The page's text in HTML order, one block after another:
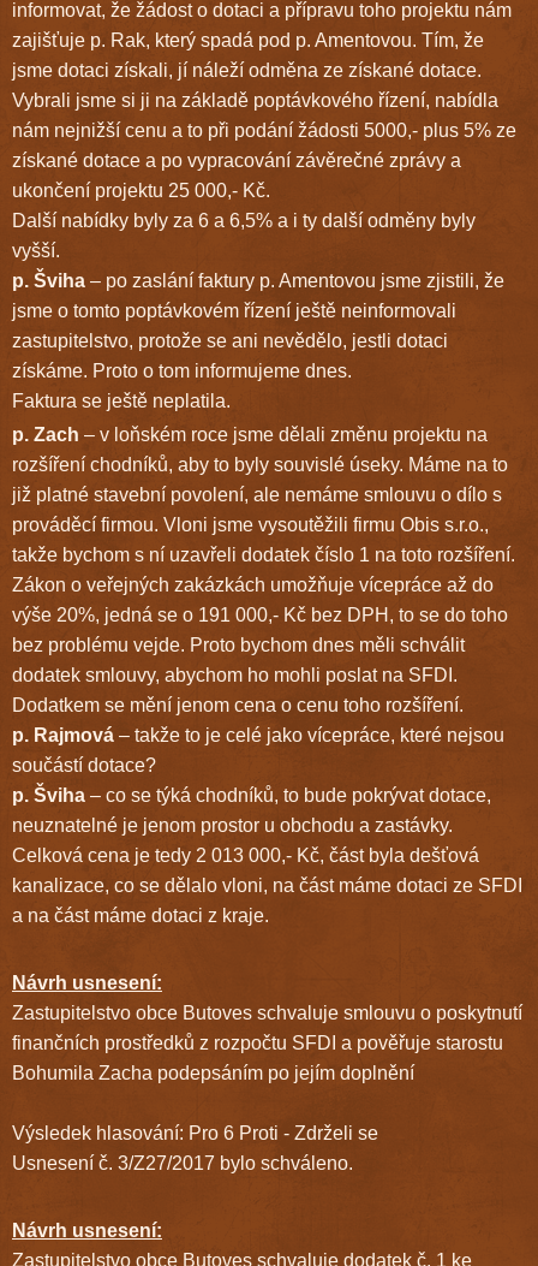
informovat, že žádost o dotaci a přípravu toho projektu nám
zajišťuje p. Rak, který spadá pod p. Amentovou. Tím, že
jsme dotaci získali, jí náleží odměna ze získané dotace.
Vybrali jsme si ji na základě poptávkového řízení, nabídla
nám nejnižší cenu a to při podání žádosti 5000,- plus 5% ze
získané dotace a po vypracování závěrečné zprávy a
ukončení projektu 25 000,- Kč.
Další nabídky byly za 6 a 6,5% a i ty další odměny byly
vyšší.
p. Šviha – po zaslání faktury p. Amentovou jsme zjistili, že
jsme o tomto poptávkovém řízení ještě neinformovali
zastupitelstvo, protože se ani nevědělo, jestli dotaci
získáme. Proto o tom informujeme dnes.
Faktura se ještě neplatila.
p. Zach – v loňském roce jsme dělali změnu projektu na
rozšíření chodníků, aby to byly souvislé úseky. Máme na to
již platné stavební povolení, ale nemáme smlouvu o dílo s
prováděcí firmou. Vloni jsme vysoutěžili firmu Obis s.r.o.,
takže bychom s ní uzavřeli dodatek číslo 1 na toto rozšíření.
Zákon o veřejných zakázkách umožňuje vícepráce až do
výše 20%, jedná se o 191 000,- Kč bez DPH, to se do toho
bez problému vejde. Proto bychom dnes měli schválit
dodatek smlouvy, abychom ho mohli poslat na SFDI.
Dodatkem se mění jenom cena o cenu toho rozšíření.
p. Rajmová – takže to je celé jako vícepráce, které nejsou
součástí dotace?
p. Šviha – co se týká chodníků, to bude pokrývat dotace,
neuznatelné je jenom prostor u obchodu a zastávky.
Celková cena je tedy 2 013 000,- Kč, část byla dešťová
kanalizace, co se dělalo vloni, na část máme dotaci ze SFDI
a na část máme dotaci z kraje.
Návrh usnesení:
Zastupitelstvo obce Butoves schvaluje smlouvu o poskytnutí
finančních prostředků z rozpočtu SFDI a pověřuje starostu
Bohumila Zacha podepsáním po jejím doplnění
Výsledek hlasování: Pro 6 Proti - Zdrželi se
Usnesení č. 3/Z27/2017 bylo schváleno.
Návrh usnesení:
Zastupitelstvo obce Butoves schvaluje dodatek č. 1 ke